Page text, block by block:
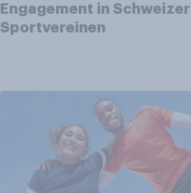
Engagement in Schweizer
Sportvereinen